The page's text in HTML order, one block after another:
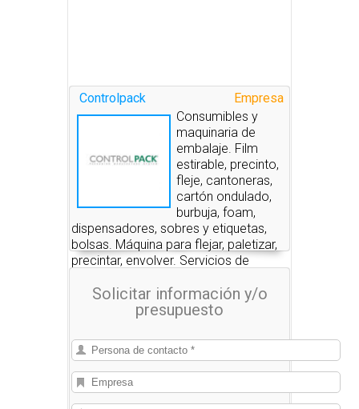
Empresa
Controlpack
Consumibles y
maquinaria de
embalaje. Film
estirable, precinto,
fleje, cantoneras,
cartón ondulado,
burbuja, foam,
dispensadores, sobres y etiquetas,
bolsas. Máquina para flejar, paletizar,
precintar, envolver. Servicios de
Solicitar información y/o
presupuesto